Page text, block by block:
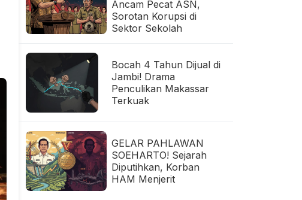
Ancam Pecat ASN,
Sorotan Korupsi di
Sektor Sekolah
Bocah 4 Tahun Dijual di
Jambi! Drama
Penculikan Makassar
Terkuak
GELAR PAHLAWAN
SOEHARTO! Sejarah
Diputihkan, Korban
HAM Menjerit